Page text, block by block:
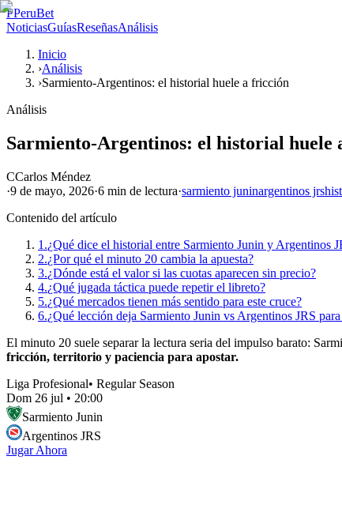
PPeruBet
NoticiasGuíasReseñasAnálisis
Inicio
›Análisis
›Sarmiento-Argentinos: el historial huele a fricción
Análisis
Sarmiento-Argentinos: el historial huele
CCarlos Méndez
·9 de mayo, 2026·6 min de lectura·sarmiento juninargentinos jrs
Contenido del artículo
1.¿Qué dice el historial entre Sarmiento Junin y Argentinos
2.¿Por qué el minuto 20 cambia la apuesta?
3.¿Dónde está el valor si las cuotas aparecen sin precio?
4.¿Qué jugada táctica puede repetir el libreto?
5.¿Qué mercados tienen más sentido para este cruce?
6.¿Qué lección deja Sarmiento Junin vs Argentinos JRS
El minuto 20 suele separar la lectura seria del impulso barato:
fricción, territorio y paciencia para apostar.
Liga Profesional• Regular Season
Dom 26 jul • 20:00
Sarmiento Junin
Argentinos JRS
Jugar Ahora